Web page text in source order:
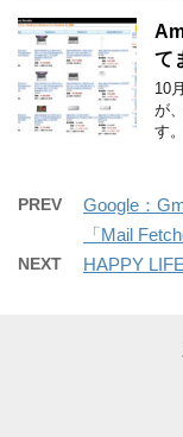
て
10
が
す
PREV
Google：
「Mail
NEXT HAPPY